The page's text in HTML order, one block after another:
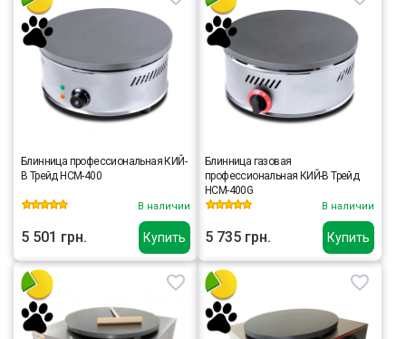
Купить
Блинница профессиональная КИЙ-
В Трейд HCM-400
В наличии
5 501 грн. Купить
Блинница газовая
профессиональная КИЙ-В Трейд
HCM-400G
В наличии
5 735 грн.